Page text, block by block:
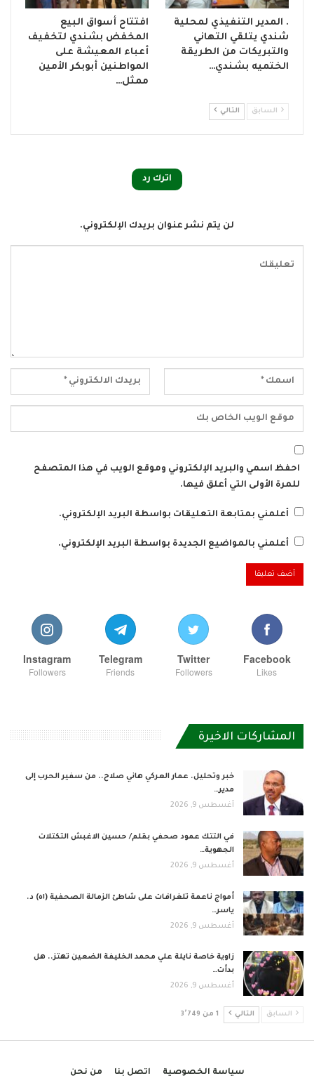
. المدير التنفيذي لمحلية
شندي يتلقي التهاني
والتبريكات من الطريقة
الختميه بشندي…
افتتاح أسواق البيع
المخفض بشندي لتخفيف
أعباء المعيشة على
المواطنين أبوبكر الأمين
ممثل…
السابق التالي
اترك رد
لن يتم نشر عنوان بريدك الإلكتروني.
احفظ اسمي والبريد الإلكتروني وموقع الويب في هذا المتصفح
للمرة الأولى التي أعلق فيها.
أعلمني بمتابعة التعليقات بواسطة البريد الإلكتروني.
أعلمني بالمواضيع الجديدة بواسطة البريد الإلكتروني.
Facebook
Likes
Twitter
Followers
Telegram
Friends
Instagram
Followers
المشاركات الاخيرة
خبر وتحليل. عمار العركي هاني صلاح.. من سفير الحرب إلى
مدير…
أغسطس 9, 2026
في التتك عمود صحفي بقلم/ حسين الاغبش التكتلات
الجهوية…
أغسطس 9, 2026
أمواج ناعمة تلغرافات على شاطئ الزمالة الصحفية (٥١) د.
ياسر…
أغسطس 9, 2026
زاوية خاصة نايلة علي محمد الخليفة الضعين تهتز.. هل
بدأت…
أغسطس 9, 2026
السابق التالي 1 من 3٬749
سياسة الخصوصية اتصل بنا من نحن